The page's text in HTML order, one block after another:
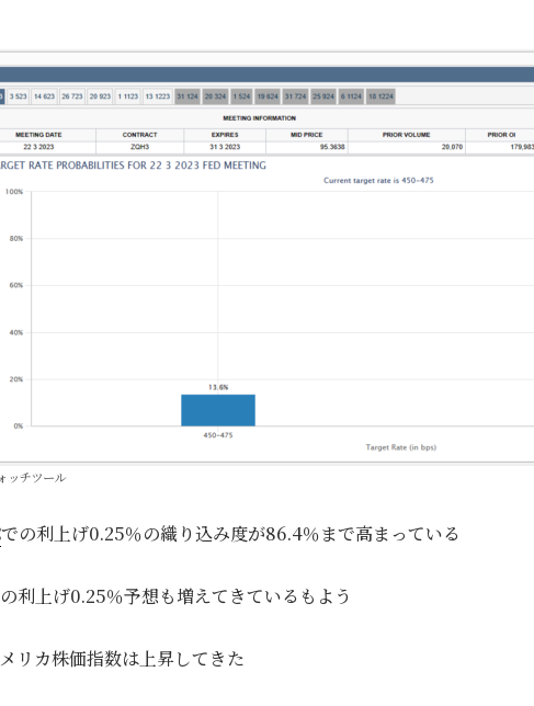
ッチツール
での利上げ0.25％の織り込み度が86.4％まで高まっている
利上げ0.25％予想も増えてきているもよう
リカ株価指数は上昇してきた